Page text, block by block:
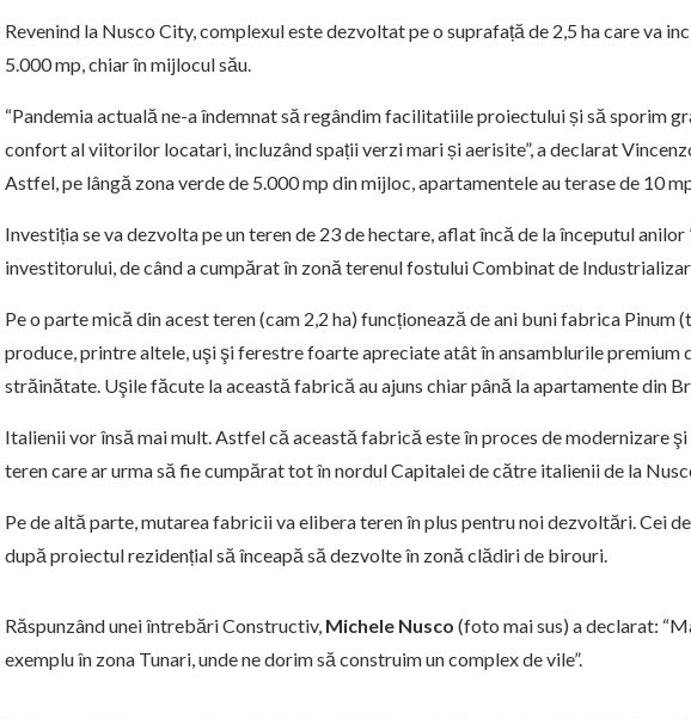
Revenind la Nusco City, complexul este dezvoltat pe o suprafață de 2,5 ha care va
5.000 mp, chiar în mijlocul său.
“Pandemia actuală ne-a îndemnat să regândim facilitatiile proiectului și să sporim
confort al viitorilor locatari, incluzând spații verzi mari și aerisite”, a declarat
Astfel, pe lângă zona verde de 5.000 mp din mijloc, apartamentele au terase de 10
Investiția se va dezvolta pe un teren de 23 de hectare, aflat încă de la începutul
investitorului, de când a cumpărat în zonă terenul fostului Combinat de
Pe o parte mică din acest teren (cam 2,2 ha) funcționează de ani buni fabrica Pinum
produce, printre altele, uşi şi ferestre foarte apreciate atât în ansamblurile premium
străinătate. Uşile făcute la această fabrică au ajuns chiar până la apartamente din
Italienii vor însă mai mult. Astfel că această fabrică este în proces de modernizare şi
teren care ar urma să fie cumpărat tot în nordul Capitalei de către italienii de la
Pe de altă parte, mutarea fabricii va elibera teren în plus pentru noi dezvoltări. Cei
după proiectul rezidențial să înceapă să dezvolte în zonă clădiri de birouri.
Răspunzând unei întrebări Constructiv, Michele Nusco (foto mai sus) a declarat:
exemplu în zona Tunari, unde ne dorim să construim un complex de vile”.